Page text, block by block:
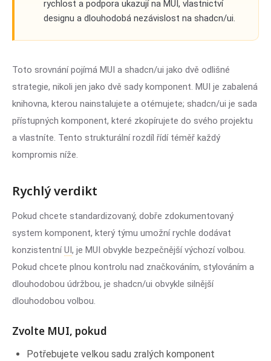
rychlost a podpora ukazují na MUI, vlastnictví
designu a dlouhodobá nezávislost na shadcn/ui.
Toto srovnání pojímá MUI a shadcn/ui jako dvě odlišné
strategie, nikoli jen jako dvě sady komponent. MUI je zabalená
knihovna, kterou nainstalujete a otémujete; shadcn/ui je sada
přístupných komponent, které zkopírujete do svého projektu
a vlastníte. Tento strukturální rozdíl řídí téměř každý
kompromis níže.
Rychlý verdikt
Pokud chcete standardizovaný, dobře zdokumentovaný
system komponent, který týmu umožní rychle dodávat
konzistentníUI , je MUI obvykle bezpečnější výchozí volbou.
Pokud chcete plnou kontrolu nad značkováním, stylováním a
dlouhodobou údržbou, je shadcn/ui obvykle silnější
dlouhodobou volbou.
Zvolte MUI, pokud
Potřebujete velkou sadu zralých komponent